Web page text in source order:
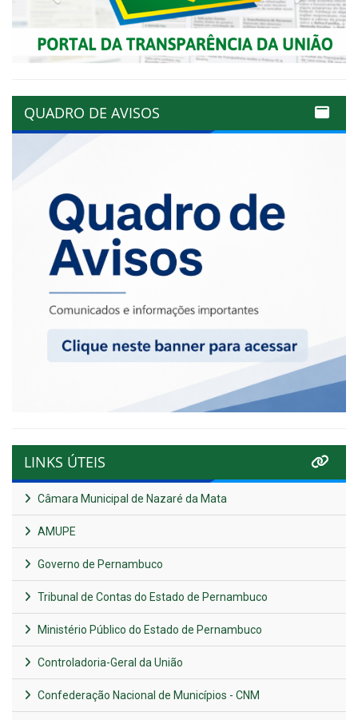
QUADRO DE AVISOS
LINKS ÚTEIS
Câmara Municipal de Nazaré da Mata
AMUPE
Governo de Pernambuco
Tribunal de Contas do Estado de Pernambuco
Ministério Público do Estado de Pernambuco
Controladoria-Geral da União
Confederação Nacional de Municípios - CNM